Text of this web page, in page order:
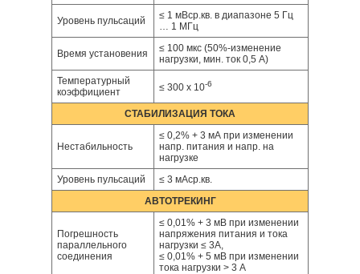
Уровень пульсаций
≤ 1 мВср.кв. в диапазоне 5 Гц
… 1 МГц
Время установения
≤ 100 мкс (50%-изменение
нагрузки, мин. ток 0,5 А)
Температурный
коэффициент
≤ 300 x 10-6
СТАБИЛИЗАЦИЯ ТОКА
Нестабильность
≤ 0,2% + 3 мА при изменении
напр. питания и напр. на
нагрузке
Уровень пульсаций
≤ 3 мАср.кв.
АВТОТРЕКИНГ
Погрешность
параллельного
соединения
≤ 0,01% + 3 мВ при изменении
напряжения питания и тока
нагрузки ≤ 3А,
≤ 0,01% + 5 мВ при изменении
тока нагрузки > 3 А